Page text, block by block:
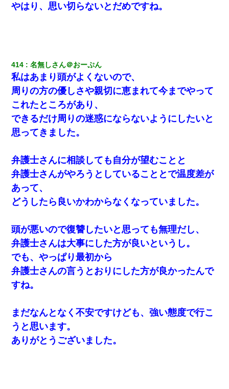
やはり、思い切らないとだめですね。
414 名無しさん＠おーぷん
私はあまり頭がよくないので、
周りの方の優しさや親切に恵まれて今までやって
これたところがあり、
できるだけ周りの迷惑にならないようにしたいと
思ってきました。
弁護士さんに相談しても自分が望むことと
弁護士さんがやろうとしていることとで温度差が
あって、
どうしたら良いかわからなくなっていました。
頭が悪いので復讐したいと思っても無理だし、
弁護士さんは大事にした方が良いというし。
でも、やっぱり最初から
弁護士さんの言うとおりにした方が良かったんで
すね。
まだなんとなく不安ですけども、強い態度で行こ
うと思います。
ありがとうございました。